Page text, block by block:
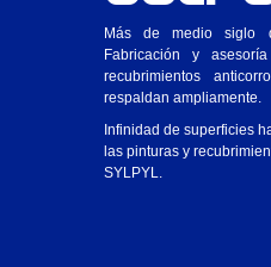
Más de medio siglo
Fabricación y
recubrimientos
respaldan ampliamente.
Infinidad de superficies
las pinturas y
SYLPYL.